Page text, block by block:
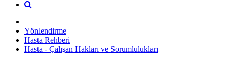
Yönlendirme
Hasta Rehberi
Hasta - Çalışan Hakları ve Sorumlulukları